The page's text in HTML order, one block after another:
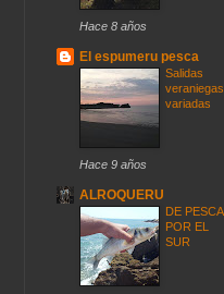
Hace 8 años
El espumeru pesca
Salidas
veraniegas
variadas
Hace 9 años
ALROQUERU
DE PESCA
POR EL
SUR